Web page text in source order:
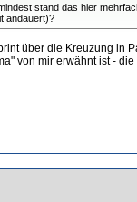
stand das hier
andauert)?
über die Kreuzung in
von mir erwähnt ist -